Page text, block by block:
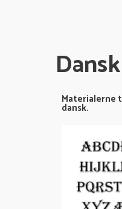
Dansk
Materialerne
dansk.